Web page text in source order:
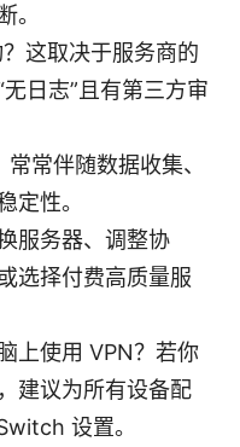
。
这取决于服务商的
日志”且有第三方审
常伴随数据收集、
定性。
服务器、调整协
选择付费高质量服
上使用 VPN？若你
建议为所有设备配
设置。